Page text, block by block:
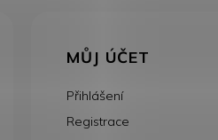
MŮJ ÚČET
Přihlášení
Registrace